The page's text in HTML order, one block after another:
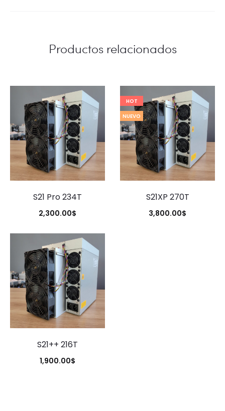
Productos relacionados
S21 Pro 234T
2,300.00$
HOT
NUEVO
S21XP 270T
3,800.00$
S21++ 216T
1,900.00$